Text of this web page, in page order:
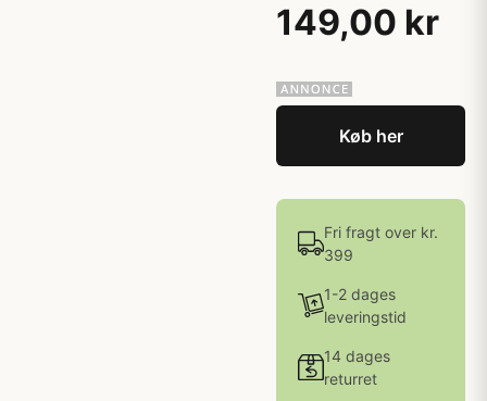
149,00 kr
Køb her
Fri fragt over kr.
399
1-2 dages
leveringstid
14 dages
returret